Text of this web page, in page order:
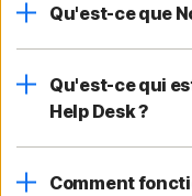
Qu'est-ce que
Qu'est-ce qui
Help Desk ?
Comment